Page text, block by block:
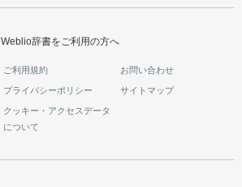
Weblio辞書をご利用の方へ
ご利用規約 お問い合わせ
プライバシーポリシー サイトマップ
クッキー・アクセスデータ
について